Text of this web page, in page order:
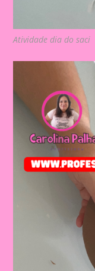
Atividade dia do saci